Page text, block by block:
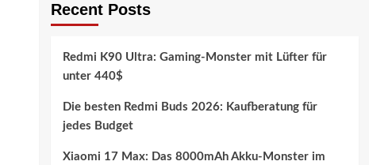
Recent Posts
Redmi K90 Ultra: Gaming-Monster mit Lüfter für
unter 440$
Die besten Redmi Buds 2026: Kaufberatung für
jedes Budget
Xiaomi 17 Max: Das 8000mAh Akku-Monster im